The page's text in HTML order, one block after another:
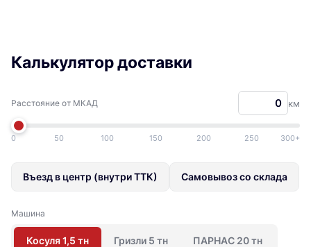
Калькулятор доставки
Расстояние от МКАД км
0 50 100 150 200 250 300+
Въезд в центр (внутри ТТК) Самовывоз со склада
Машина
Косуля 1,5 тн Гризли 5 тн ПАРНАС 20 тн